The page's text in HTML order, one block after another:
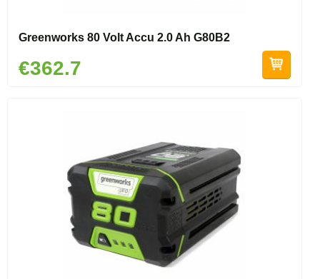
Greenworks 80 Volt Accu 2.0 Ah G80B2
€362.7